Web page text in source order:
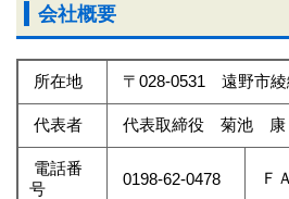
会社概要
所在地 〒028-0531 遠野市綾
代表者 代表取締役 菊池 康
電話番
号
0198-62-0478 Ｆ